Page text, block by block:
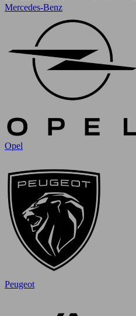
Mercedes-Benz
Opel
Peugeot